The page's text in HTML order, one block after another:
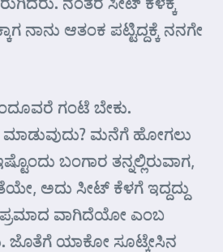
ನಾನು ಆತಂಕ ಪಟ್ಟಿದ್ದಕ್ಕೆ ನನಗೇ
ಗಂಟೆ ಬೇಕು.
ಮನೆಗೆ ಹೋಗಲು
ಬಂಗಾರ ತನ್ನಲ್ಲಿರುವಾಗ,
ಅದು ಸೀಟ್ ಕೆಳಗೆ ಇದ್ದದ್ದು
ವಾಗಿದೆಯೋ ಎಂಬ
ಜೊತೆಗೆ ಯಾಕೋ ಸೂಟ್ಕೇಸಿನ